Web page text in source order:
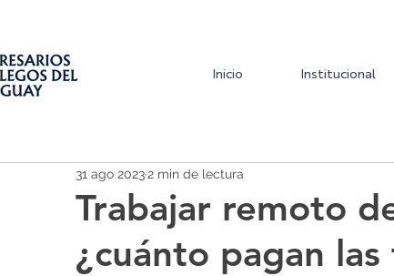
Inicio Institucional
Trabajar remoto
¿cuánto pagan
31 ago 2023 2 min de lectura